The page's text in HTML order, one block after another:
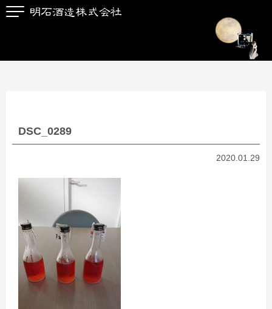
DSC_0289
2020.01.29